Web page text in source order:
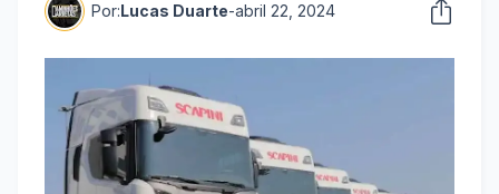
Por:Lucas Duarte-abril 22, 2024